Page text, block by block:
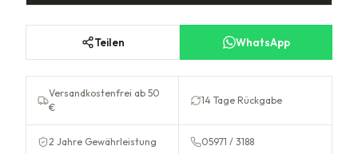
Teilen WhatsApp
Versandkostenfrei ab 50
€
14 Tage Rückgabe
2 Jahre Gewährleistung 05971 / 3188